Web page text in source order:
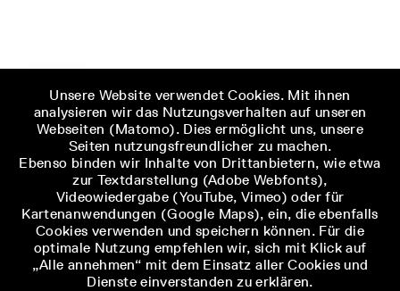
Unsere Website verwendet Cookies. Mit ihnen
analysieren wir das Nutzungsverhalten auf unseren
Webseiten (Matomo). Dies ermöglicht uns, unsere
Seiten nutzungsfreundlicher zu machen.
Ebenso binden wir Inhalte von Drittanbietern, wie etwa
zur Textdarstellung (Adobe Webfonts),
Videowiedergabe (YouTube, Vimeo) oder für
Kartenanwendungen (Google Maps), ein, die ebenfalls
Cookies verwenden und speichern können. Für die
optimale Nutzung empfehlen wir, sich mit Klick auf
„Alle annehmen“ mit dem Einsatz aller Cookies und
Dienste einverstanden zu erklären.